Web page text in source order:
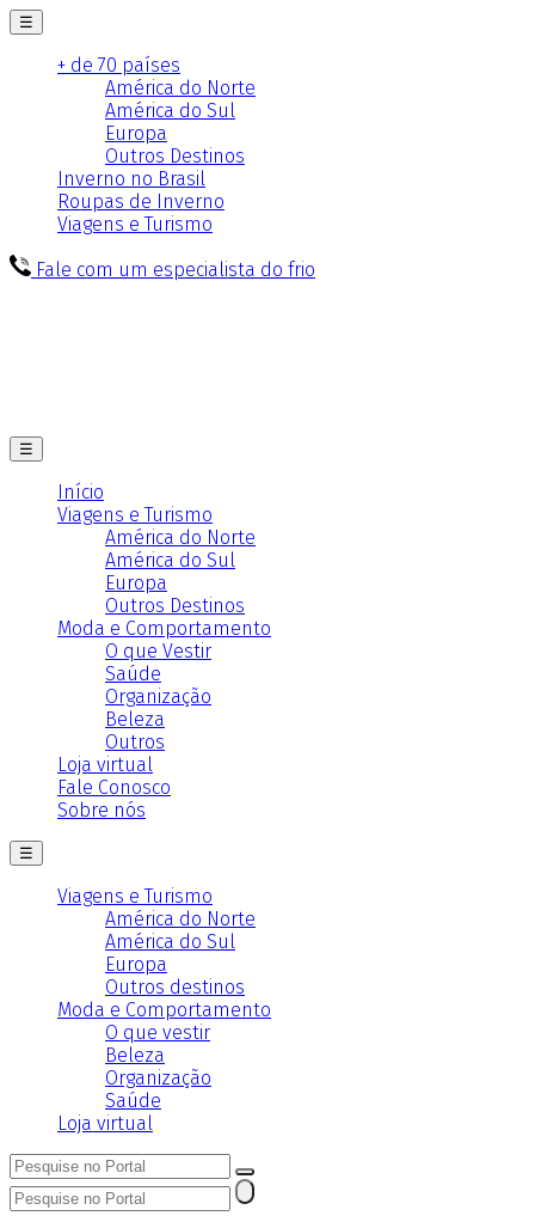
☰
+ de 70 países
América do Norte
América do Sul
Europa
Outros Destinos
Inverno no Brasil
Roupas de Inverno
Viagens e Turismo
Fale com um especialista do frio
☰
Início
Viagens e Turismo
América do Norte
América do Sul
Europa
Outros Destinos
Moda e Comportamento
O que Vestir
Saúde
Organização
Beleza
Outros
Loja virtual
Fale Conosco
Sobre nós
☰
Viagens e Turismo
América do Norte
América do Sul
Europa
Outros destinos
Moda e Comportamento
O que vestir
Beleza
Organização
Saúde
Loja virtual